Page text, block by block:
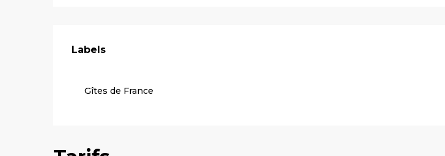
Offres de prestations
Labels
Labels
Gîtes de France